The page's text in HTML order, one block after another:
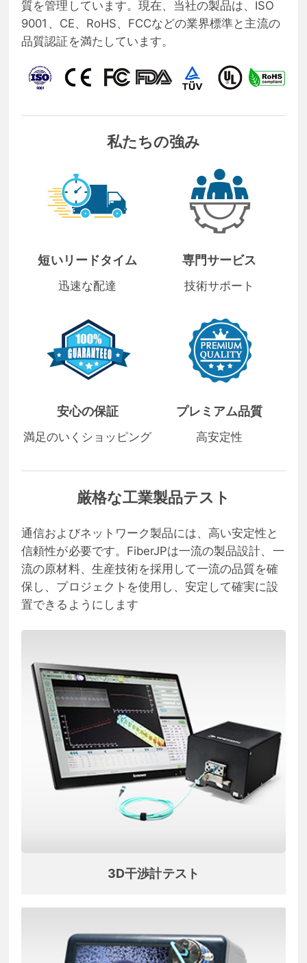
質を管理しています。現在、当社の製品は、ISO
9001、CE、RoHS、FCCなどの業界標準と主流の
品質認証を満たしています。
私たちの強み
短いリードタイム
迅速な配達
専門サービス
技術サポート
安心の保証
満足のいくショッピング
プレミアム品質
高安定性
厳格な工業製品テスト
通信およびネットワーク製品には、高い安定性と
信頼性が必要です。FiberJPは一流の製品設計、一
流の原材料、生産技術を採用して一流の品質を確
保し、プロジェクトを使用し、安定して確実に設
置できるようにします
3D干渉計テスト